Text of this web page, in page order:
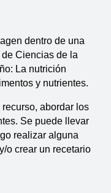
dentro de una
Ciencias de la
La nutrición
y nutrientes.
abordar los
Se puede llevar
realizar alguna
o crear un recetario